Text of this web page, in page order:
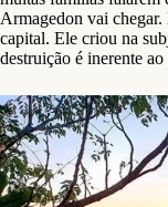
Armagedon vai chegar.
capital. Ele criou na
destruição é inerente